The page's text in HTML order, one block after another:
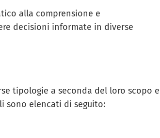
alla comprensione e
decisioni informate in diverse
tipologie a seconda del loro scopo e
sono elencati di seguito: